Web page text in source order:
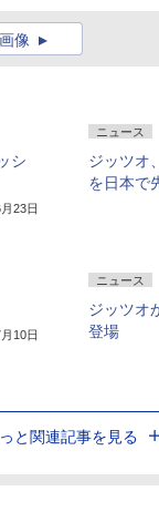
像
シ
23日
ニュース
ジッツオ
を日本で
10日
ニュース
ジッツオ
登場
と関連記事を見る